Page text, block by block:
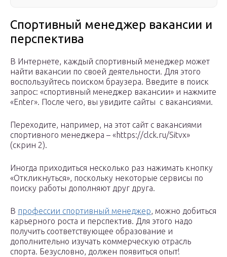
Спортивный менеджер вакансии и
перспектива
В Интернете, каждый спортивный менеджер может
найти вакансии по своей деятельности. Для этого
воспользуйтесь поиском браузера. Введите в поиск
запрос: «спортивный менеджер вакансии» и нажмите
«Enter». После чего, вы увидите сайты с вакансиями.
Переходите, например, на этот сайт с вакансиями
спортивного менеджера – «https://clck.ru/Sitvx»
(скрин 2).
Иногда приходиться несколько раз нажимать кнопку
«Откликнуться», поскольку некоторые сервисы по
поиску работы дополняют друг друга.
В профессии спортивный менеджер, можно добиться
карьерного роста и перспектив. Для этого надо
получить соответствующее образование и
дополнительно изучать коммерческую отрасль
спорта. Безусловно, должен появиться опыт!